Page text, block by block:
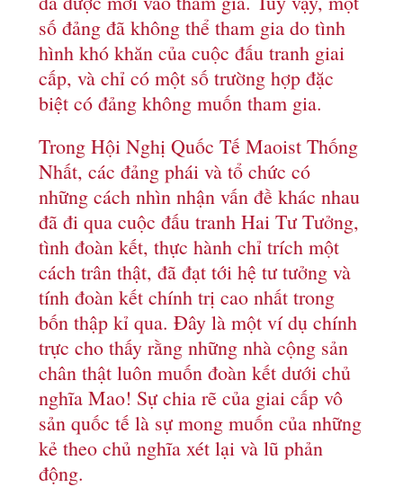
số đảng đã không thể tham gia do tình
hình khó khăn của cuộc đấu tranh giai
cấp, và chỉ có một số trường hợp đặc
biệt có đảng không muốn tham gia.
Trong Hội Nghị Quốc Tế Maoist Thống
Nhất, các đảng phái và tổ chức có
những cách nhìn nhận vấn đề khác nhau
đã đi qua cuộc đấu tranh Hai Tư Tưởng,
tình đoàn kết, thực hành chỉ trích một
cách trân thật, đã đạt tới hệ tư tưởng và
tính đoàn kết chính trị cao nhất trong
bốn thập kỉ qua. Đây là một ví dụ chính
trực cho thấy rằng những nhà cộng sản
chân thật luôn muốn đoàn kết dưới chủ
nghĩa Mao! Sự chia rẽ của giai cấp vô
sản quốc tế là sự mong muốn của những
kẻ theo chủ nghĩa xét lại và lũ phản
động.